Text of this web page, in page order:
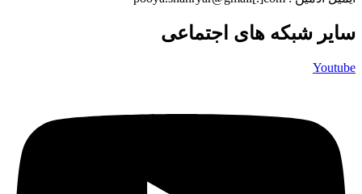
سایر شبکه های اجتماعی
Youtube